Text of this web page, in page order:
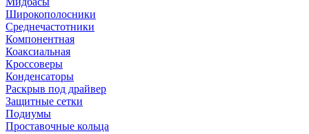
Широкополосники
Среднечастотники
Компонентная
Коаксиальная
Кроссоверы
Конденсаторы
Раскрыв под драйвер
Защитные сетки
Подиумы
Проставочные кольца